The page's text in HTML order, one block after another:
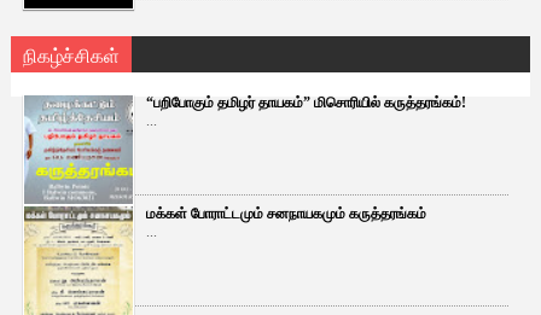
நிகழ்ச்சிகள்
“பறிபோகும் தமிழர் தாயகம்” மிசொரியில் கருத்தரங்கம்!
...
மக்கள் போராட்டமும் சனநாயகமும் கருத்தரங்கம்
...